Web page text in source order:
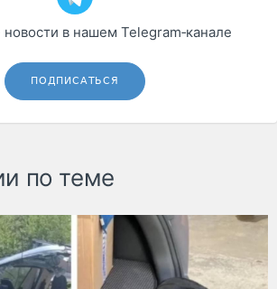
новости в нашем Telegram‑канале
ПОДПИСАТЬСЯ
по теме